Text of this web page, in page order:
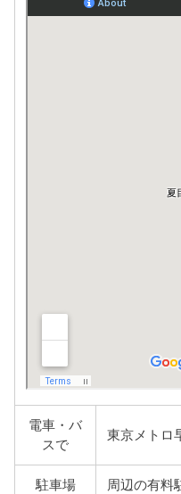
電車・バ
スで
東京メトロ
駐車場 周辺の有料